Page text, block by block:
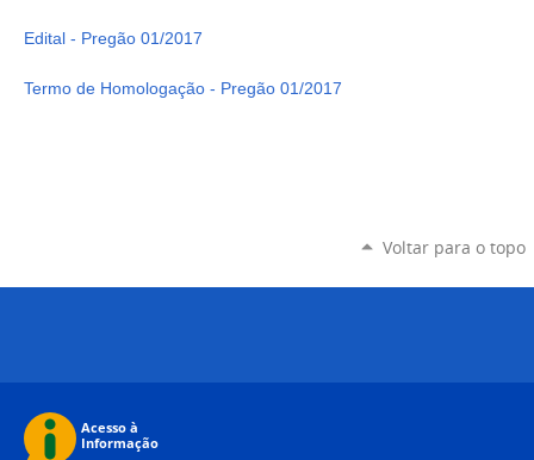
Edital - Pregão 01/2017
Termo de Homologação - Pregão 01/2017
Voltar para o topo